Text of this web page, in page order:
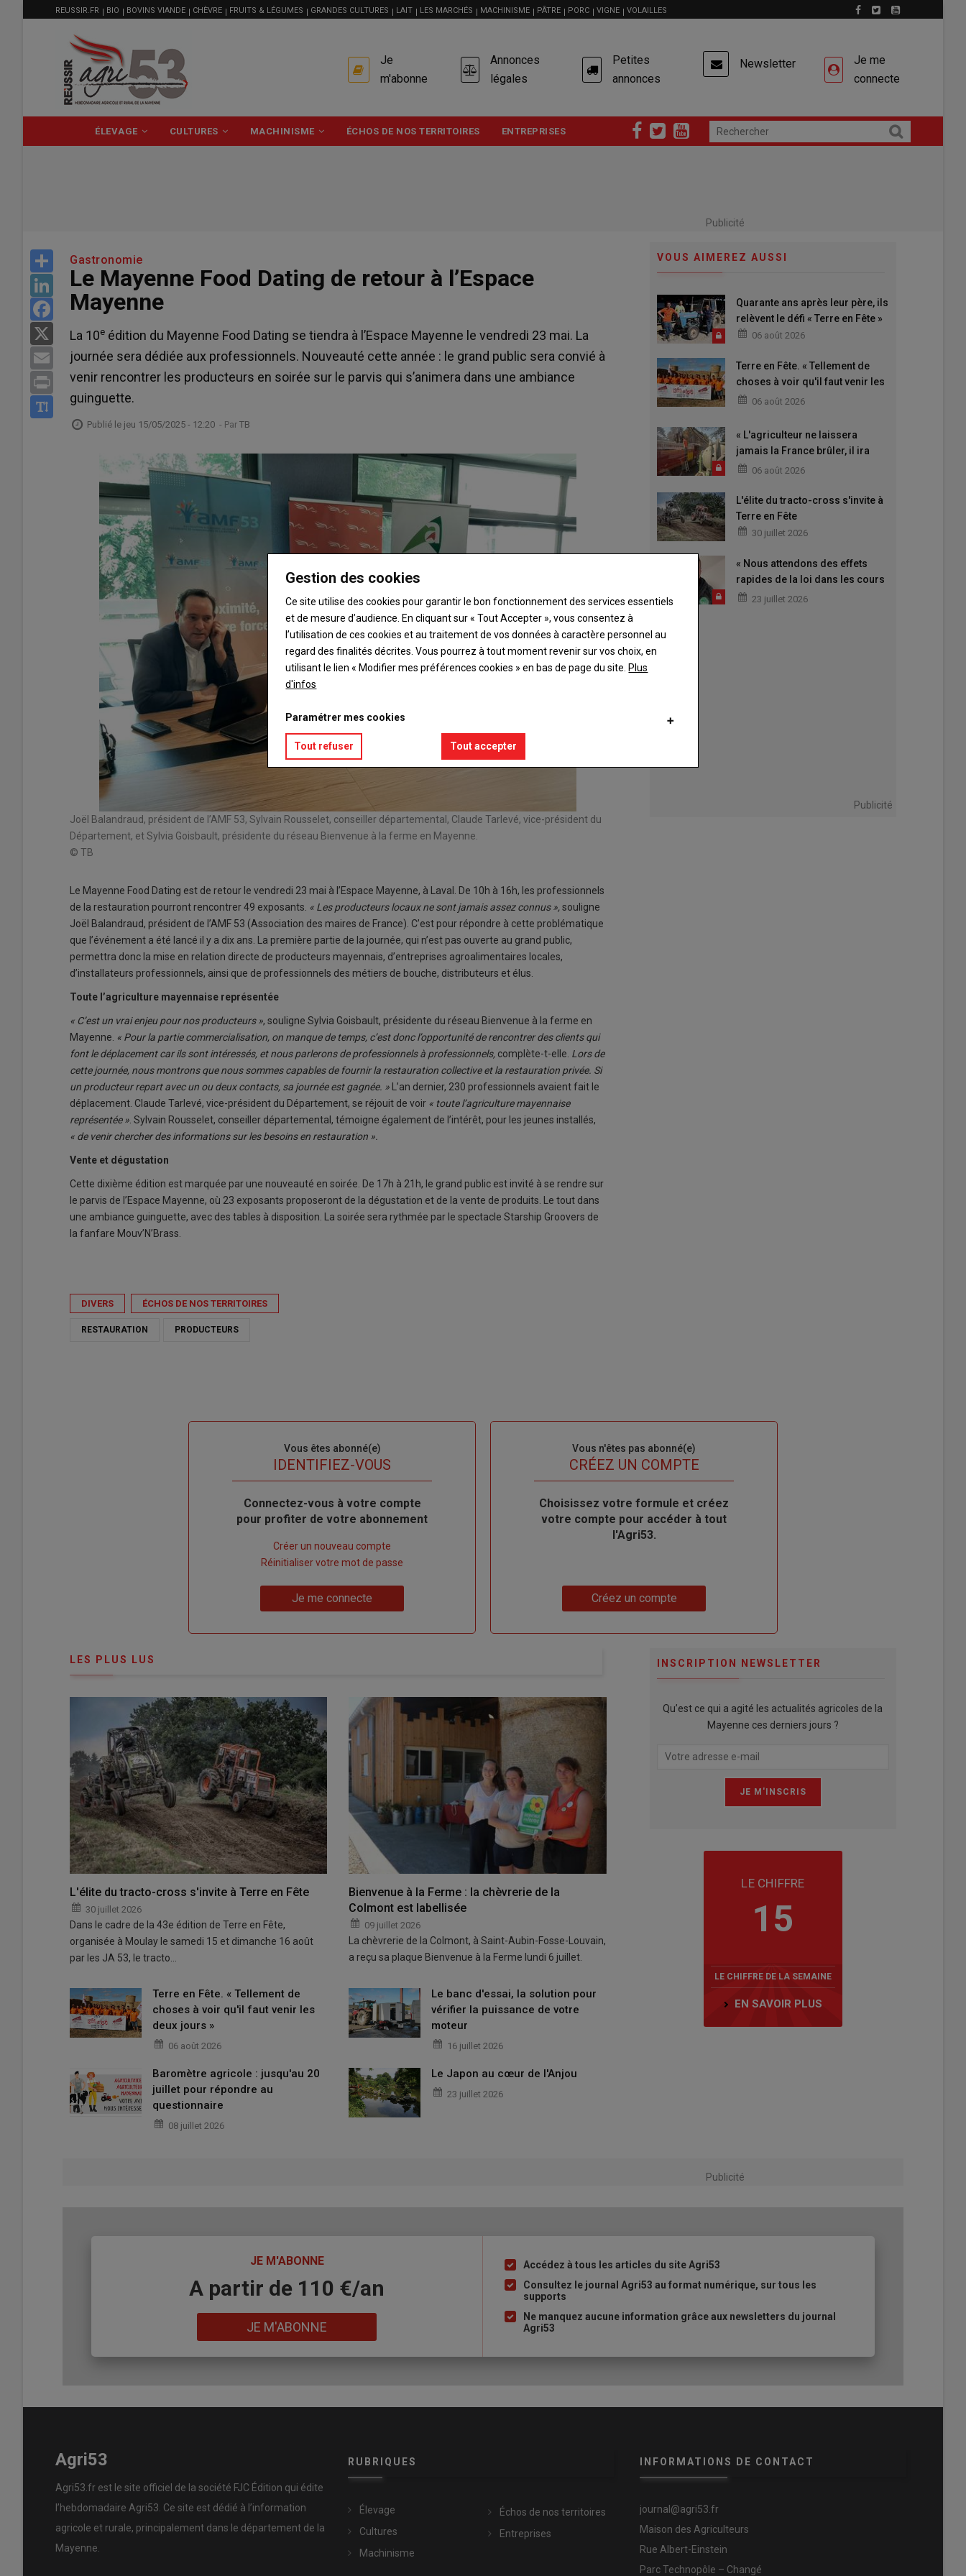
MENU
FILIÈRE
REUSSIR.FR BIO BOVINS VIANDE CHÈVRE FRUITS & LÉGUMES GRANDES CULTURES LAIT LES MARCHÉS MACHINISME PÂTRE PORC VIGNE VOLAILLES
USER
ACCOUNT
MENU
Je
m'abonne
Annonces
légales
Petites
annonces
Newsletter
Je me
connecte
PRINCIPALE
ÉLEVAGE CULTURES MACHINISME ÉCHOS DE NOS TERRITOIRES ENTREPRISES
Publicité
Share
LinkedIn
Facebook
Email
Print
Gastronomie
Le Mayenne Food Dating de retour à l’Espace
Mayenne
La 10e édition du Mayenne Food Dating se tiendra à l’Espace Mayenne le vendredi 23 mai. La
journée sera dédiée aux professionnels. Nouveauté cette année : le grand public sera convié à
venir rencontrer les producteurs en soirée sur le parvis qui s’animera dans une ambiance
guinguette.
Publié le jeu 15/05/2025 - 12:20 - Par TB
Joël Balandraud, président de l’AMF 53, Sylvain Rousselet, conseiller départemental, Claude Tarlevé, vice-président du
Département, et Sylvia Goisbault, présidente du réseau Bienvenue à la ferme en Mayenne.
© TB
Le Mayenne Food Dating est de retour le vendredi 23 mai à l’Espace Mayenne, à Laval. De 10h à 16h, les professionnels
de la restauration pourront rencontrer 49 exposants. « Les producteurs locaux ne sont jamais assez connus », souligne
Joël Balandraud, président de l’AMF 53 (Association des maires de France). C’est pour répondre à cette problématique
que l’événement a été lancé il y a dix ans. La première partie de la journée, qui n’est pas ouverte au grand public,
permettra donc la mise en relation directe de producteurs mayennais, d’entreprises agroalimentaires locales,
d’installateurs professionnels, ainsi que de professionnels des métiers de bouche, distributeurs et élus.
Toute l’agriculture mayennaise représentée
« C’est un vrai enjeu pour nos producteurs », souligne Sylvia Goisbault, présidente du réseau Bienvenue à la ferme en
Mayenne. « Pour la partie commercialisation, on manque de temps, c’est donc l’opportunité de rencontrer des clients qui
font le déplacement car ils sont intéressés, et nous parlerons de professionnels à professionnels, complète-t-elle. Lors de
cette journée, nous montrons que nous sommes capables de fournir la restauration collective et la restauration privée. Si
un producteur repart avec un ou deux contacts, sa journée est gagnée. » L’an dernier, 230 professionnels avaient fait le
déplacement. Claude Tarlevé, vice-président du Département, se réjouit de voir « toute l’agriculture mayennaise
représentée » . Sylvain Rousselet, conseiller départemental, témoigne également de l’intérêt, pour les jeunes installés,
« de venir chercher des informations sur les besoins en restauration ».
Vente et dégustation
Cette dixième édition est marquée par une nouveauté en soirée. De 17h à 21h, le grand public est invité à se rendre sur
le parvis de l’Espace Mayenne, où 23 exposants proposeront de la dégustation et de la vente de produits. Le tout dans
une ambiance guinguette, avec des tables à disposition. La soirée sera rythmée par le spectacle Starship Groovers de
la fanfare Mouv’N’Brass.
DIVERS ÉCHOS DE NOS TERRITOIRES
RESTAURATION PRODUCTEURS
VOUS AIMEREZ AUSSI
Quarante ans après leur père, ils
relèvent le défi « Terre en Fête »
06 août 2026
Terre en Fête. « Tellement de
choses à voir qu'il faut venir les
deux jours »
06 août 2026
« L'agriculteur ne laissera
jamais la France brûler, il ira
aider »06 août 2026
L'élite du tracto-cross s'invite à
Terre en Fête
30 juillet 2026
« Nous attendons des effets
rapides de la loi dans les cours
de fermes »
23 juillet 2026
Publicité
Vous êtes abonné(e)
IDENTIFIEZ-VOUS
Body
Connectez-vous à votre compte
pour profiter de votre abonnement
compte"
Créer un nouveau compte
Réinitialiser votre mot de passe
Je me connecte
Vous n'êtes pas abonné(e)
TITRECRÉEZ UN COMPTE
Body
Choisissez votre formule et créez
votre compte pour accéder à tout
l'Agri53.
Créez un compte
LES PLUS LUS
L'élite du tracto-cross s'invite à Terre en Fête
30 juillet 2026
Dans le cadre de la 43e édition de Terre en Fête,
organisée à Moulay le samedi 15 et dimanche 16 août
par les JA 53, le tracto…
Bienvenue à la Ferme : la chèvrerie de la
Colmont est labellisée
09 juillet 2026
La chèvrerie de la Colmont, à Saint-Aubin-Fosse-Louvain,
a reçu sa plaque Bienvenue à la Ferme lundi 6 juillet.
Terre en Fête. « Tellement de
choses à voir qu'il faut venir les
deux jours »
06 août 2026
Le banc d'essai, la solution pour
vérifier la puissance de votre
moteur
16 juillet 2026
Baromètre agricole : jusqu'au 20
juillet pour répondre au
questionnaire
08 juillet 2026
Le Japon au cœur de l'Anjou
23 juillet 2026
INSCRIPTION NEWSLETTER
Qu’est ce qui a agité les actualités agricoles de la
Mayenne ces derniers jours ?
LE CHIFFRE
15
LE CHIFFRE DE LA SEMAINE
EN SAVOIR PLUS
Publicité
JE M'ABONNE
A partir de 110 €/an
JE M'ABONNE
Liste
à
puce
Accédez à tous les articles du site Agri53
Consultez le journal Agri53 au format numérique, sur tous les
supports
Ne manquez aucune information grâce aux newsletters du journal
Agri53
Agri53
Agri53.fr est le site officiel de la société FJC Édition qui édite
l’hebdomadaire Agri53. Ce site est dédié à l’information
agricole et rurale, principalement dans le département de la
Mayenne.
RUBRIQUES
Élevage
Cultures
Machinisme
Échos de nos territoires
Entreprises
INFORMATIONS DE CONTACT
journal@agri53.fr
Maison des Agriculteurs
Rue Albert-Einstein
Parc Technopôle – Changé
Gestion des cookies
Ce site utilise des cookies pour garantir le bon fonctionnement des services essentiels
et de mesure d’audience. En cliquant sur « Tout Accepter », vous consentez à
l’utilisation de ces cookies et au traitement de vos données à caractère personnel au
regard des finalités décrites. Vous pourrez à tout moment revenir sur vos choix, en
utilisant le lien « Modifier mes préférences cookies » en bas de page du site. Plus
d'infos
Paramétrer mes cookies
Tout refuser Tout accepter